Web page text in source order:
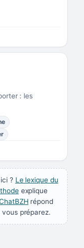
: les
? Le lexique du
explique
répond
préparez.